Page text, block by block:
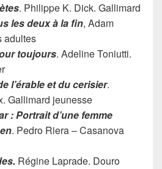
. Philippe K. Dick. Gallimard
les deux à la fin, Adam
adultes
toujours. Adeline Toniutti.
l’érable et du cerisier.
Gallimard jeunesse
: Portrait d’une femme
. Pedro Riera – Casanova
Régine Laprade. Douro